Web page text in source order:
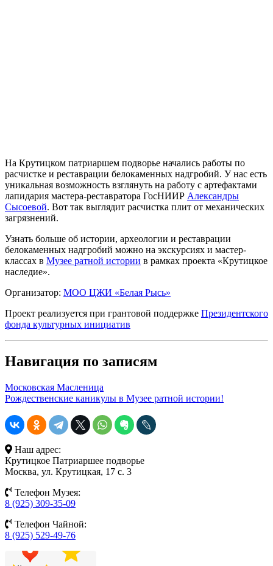
На Крутицком патриаршем подворье начались работы по
расчистке и реставрации белокаменных надгробий. У нас есть
уникальная возможность взглянуть на работу с артефактами
лапидария мастера-реставратора ГосНИИР Александры
Сысоевой. Вот так выглядит расчистка плит от механических
загрязнений.
Узнать больше об истории, археологии и реставрации
белокаменных надгробий можно на экскурсиях и мастер-
классах в Музее ратной истории в рамках проекта «Крутицкое
наследие».
Организатор: МОО ЦЖИ «Белая Рысь»
Проект реализуется при грантовой поддержке Президентского
фонда культурных инициатив
Навигация по записям
Московская Масленица
Рождественские каникулы в Музее ратной истории!
Наш адрес:
Крутицкое Патриаршее подворье
Москва, ул. Крутицкая, 17 с. 3
Телефон Музея:
8 (925) 309-35-09
Телефон Чайной:
8 (925) 529-49-76